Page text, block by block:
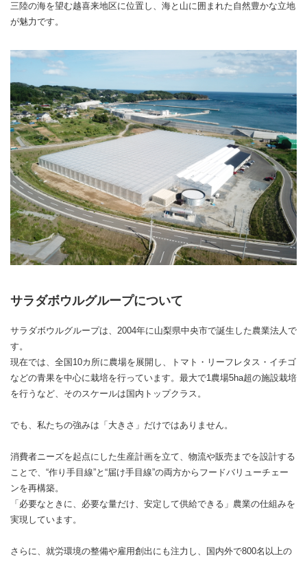
三陸の海を望む越喜来地区に位置し、海と山に囲まれた自然豊かな立地
が魅力です。
サラダボウルグループについて
サラダボウルグループは、2004年に山梨県中央市で誕生した農業法人で
す。
現在では、全国10カ所に農場を展開し、トマト・リーフレタス・イチゴ
などの青果を中心に栽培を行っています。最大で1農場5ha超の施設栽培
を行うなど、そのスケールは国内トップクラス。
でも、私たちの強みは「大きさ」だけではありません。
消費者ニーズを起点にした生産計画を立て、物流や販売までを設計する
ことで、“作り手目線”と“届け手目線”の両方からフードバリューチェー
ンを再構築。
「必要なときに、必要な量だけ、安定して供給できる」農業の仕組みを
実現しています。
さらに、就労環境の整備や雇用創出にも注力し、国内外で800名以上の